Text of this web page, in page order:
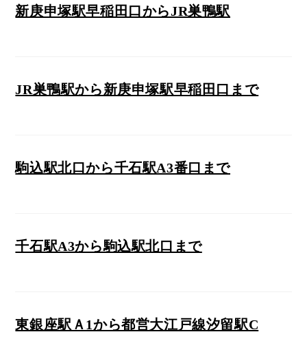
新庚申塚駅早稲田口からJR巣鴨駅
JR巣鴨駅から新庚申塚駅早稲田口まで
駒込駅北口から千石駅A3番口まで
千石駅A3から駒込駅北口まで
東銀座駅Ａ1から都営大江戸線汐留駅C